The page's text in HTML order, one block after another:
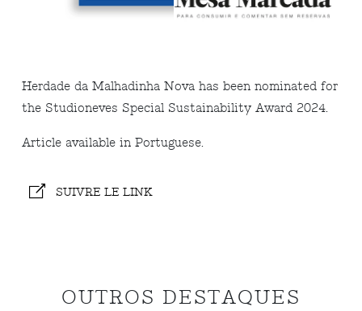
Herdade da Malhadinha Nova has been nominated for
the Studioneves Special Sustainability Award 2024.
Article available in Portuguese.
SUIVRE LE LINK
OUTROS DESTAQUES